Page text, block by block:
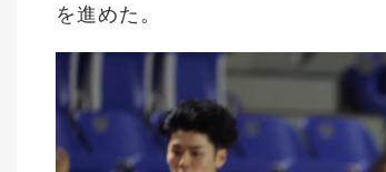
を進めた。